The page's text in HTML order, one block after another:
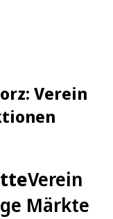
Verein
Verein
Märkte